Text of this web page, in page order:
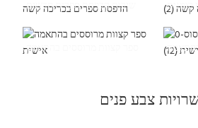
שירות הדפסת ספרים חדשים
ספר קצוות מרוססים בהתאמה
צבע פנים